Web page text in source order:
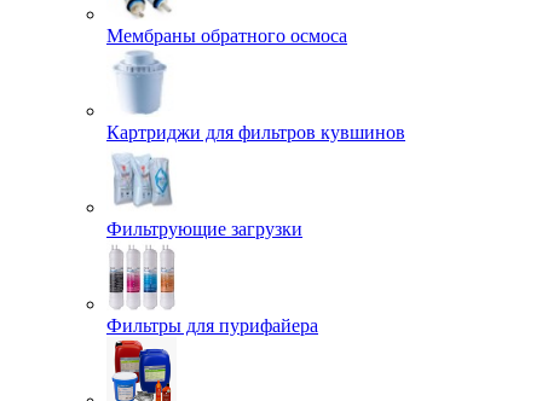
Мембраны обратного осмоса
Картриджи для фильтров кувшинов
Фильтрующие загрузки
Фильтры для пурифайера